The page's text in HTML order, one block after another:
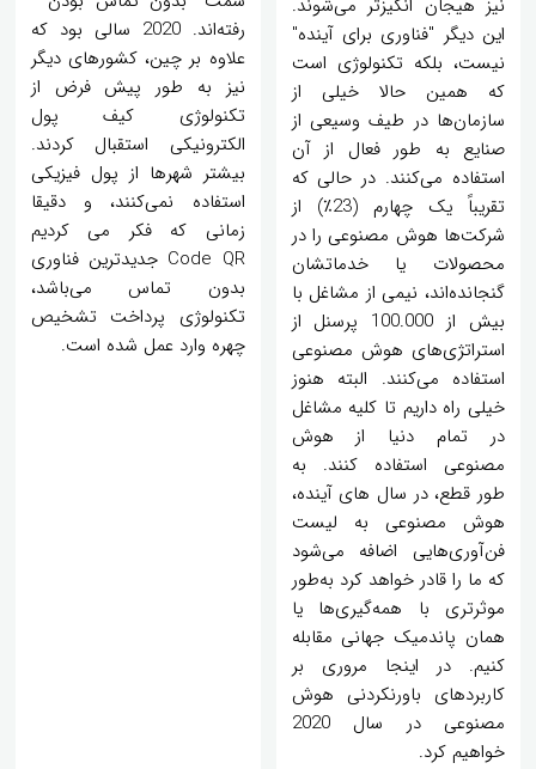
نیز هیجان انگیزتر می‌شوند.
این دیگر "فناوری برای آینده"
نیست، بلکه تکنولوژی است
که همین حالا خیلی از
سازمان‌ها در طیف وسیعی از
صنایع به طور فعال از آن
استفاده می‌کنند. در حالی که
تقریباً یک چهارم (23٪) از
شرکت‌ها هوش مصنوعی را در
محصولات یا خدماتشان
گنجانده‌اند، نیمی از مشاغل با
بیش از 100.000 پرسنل از
استراتژی‌های هوش مصنوعی
استفاده می‌کنند. البته هنوز
خیلی راه داریم تا کلیه مشاغل
در تمام دنیا از هوش
مصنوعی استفاده کنند. به
طور قطع، در سال های آینده،
هوش مصنوعی به لیست
فن‌آوری‌هایی اضافه می‌شود
که ما را قادر خواهد کرد به‌طور
موثرتری با همه‌گیری‌ها یا
همان پاندمیک جهانی مقابله
کنیم. در اینجا مروری بر
کاربردهای باورنکردنی هوش
مصنوعی در سال 2020
خواهیم کرد.
رفته‌اند. 2020 سالی بود که
علاوه بر چین، کشورهای دیگر
نیز به طور پیش فرض از
تکنولوژی کیف پول
الکترونیکی استقبال کردند.
بیشتر شهرها از پول فیزیکی
استفاده نمی‌کنند، و دقیقا
زمانی که فکر می کردیم
Code QR جدیدترین فناوری
بدون تماس می‌باشد،
تکنولوژی پرداخت تشخیص
چهره وارد عمل شده است.